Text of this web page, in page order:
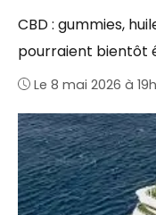
CBD : gummies,
pourraient bientôt
Le 8 mai 2026 à